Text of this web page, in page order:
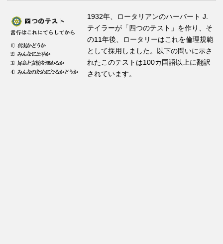
1932年、ロータリアンのハーバート J.
テイラーが「四つのテスト」を作り、そ
の11年後、ロータリーはこれを倫理規範
として採用しました。以下の問いに示さ
れたこのテストは100カ国語以上に翻訳
されています。